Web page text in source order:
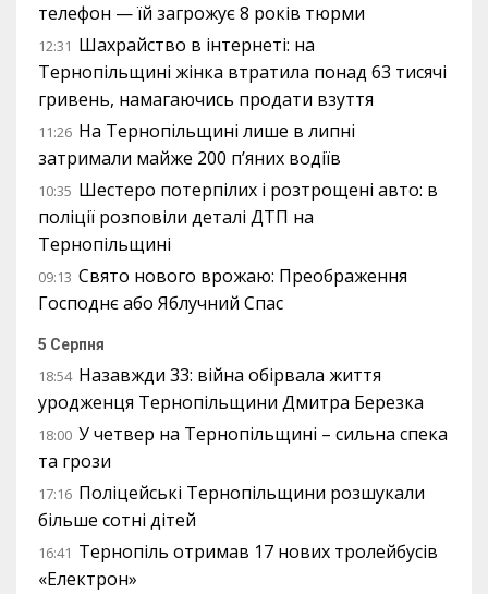
телефон — їй загрожує 8 років тюрми
12:31 Шахрайство в інтернеті: на
Тернопільщині жінка втратила понад 63 тисячі
гривень, намагаючись продати взуття
11:26 На Тернопільщині лише в липні
затримали майже 200 п’яних водіїв
10:35 Шестеро потерпілих і розтрощені авто: в
поліції розповіли деталі ДТП на
Тернопільщині
09:13 Свято нового врожаю: Преображення
Господнє або Яблучний Спас
5 Серпня
18:54 Назавжди 33: війна обірвала життя
уродженця Тернопільщини Дмитра Березка
18:00 У четвер на Тернопільщині – сильна спека
та грози
17:16 Поліцейські Тернопільщини розшукали
більше сотні дітей
16:41 Тернопіль отримав 17 нових тролейбусів
«Електрон»